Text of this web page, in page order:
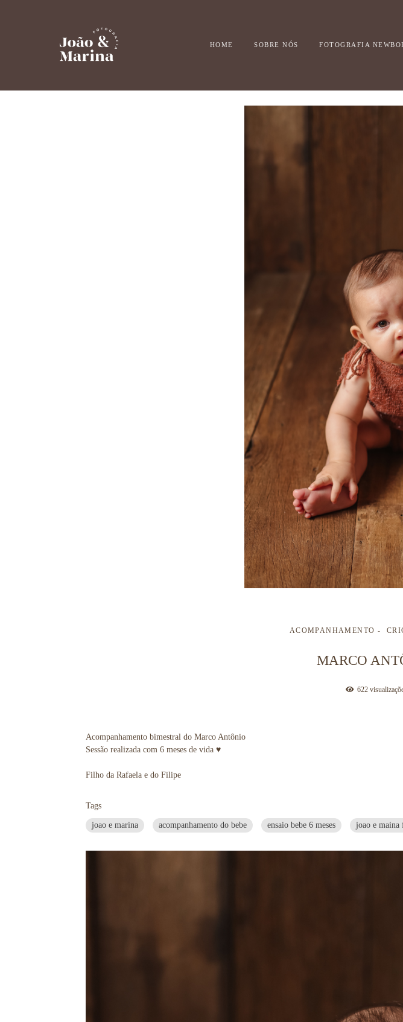
HOME SOBRE NÓS FOTOGRAFIA
ACOMPANHAMENTO
MARCO
622
Acompanhamento bimestral do Marco Antônio
Sessão realizada com 6 meses de vida ♥
Filho da Rafaela e do Filipe
Tags
joao e marina acompanhamento do bebe ensaio bebe 6 meses joao e maina